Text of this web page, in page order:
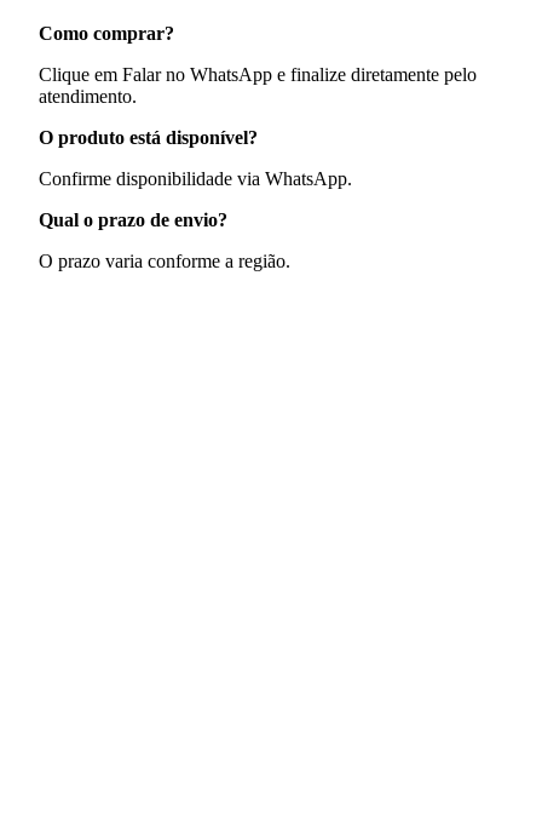
Como comprar?
Clique em Falar no WhatsApp e finalize diretamente pelo
atendimento.
O produto está disponível?
Confirme disponibilidade via WhatsApp.
Qual o prazo de envio?
O prazo varia conforme a região.